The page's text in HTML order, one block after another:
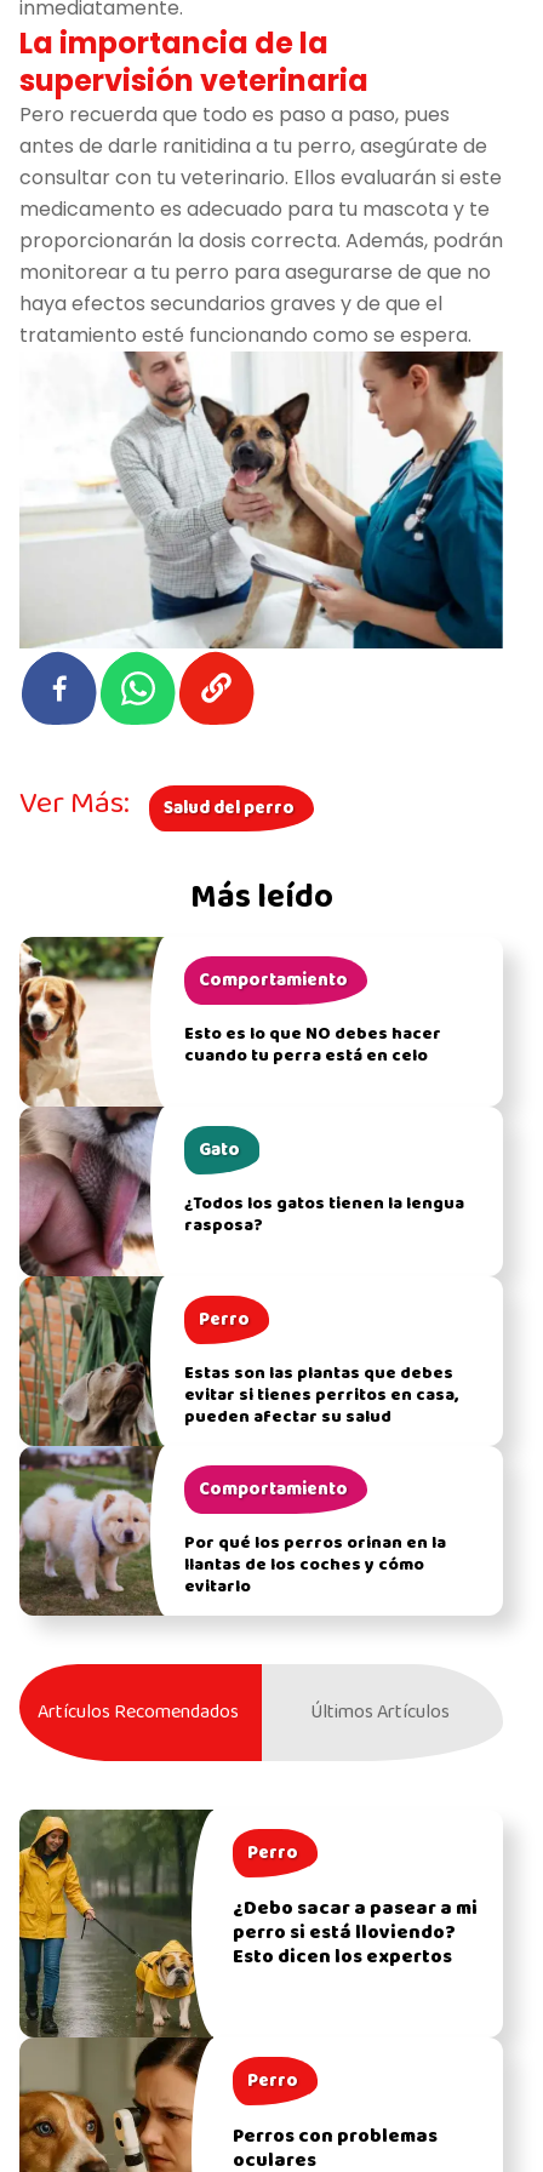
inmediatamente.
La importancia de la
supervisión veterinaria
Pero recuerda que todo es paso a paso, pues
antes de darle ranitidina a tu perro, asegúrate de
consultar con tu veterinario. Ellos evaluarán si este
medicamento es adecuado para tu mascota y te
proporcionarán la dosis correcta. Además, podrán
monitorear a tu perro para asegurarse de que no
haya efectos secundarios graves y de que el
tratamiento esté funcionando como se espera.
Más leído
Comportamiento
Esto es lo que NO debes hacer
cuando tu perra está en celo
Gato
¿Todos los gatos tienen la lengua
rasposa?
Perro
Estas son las plantas que debes
evitar si tienes perritos en casa,
pueden afectar su salud
Comportamiento
Por qué los perros orinan en la
llantas de los coches y cómo
evitarlo
Ver Más: Salud del perro
Artículos Recomendados Últimos Artículos
Perro
¿Debo sacar a pasear a mi
perro si está lloviendo?
Esto dicen los expertos
Perro
Perros con problemas
oculares